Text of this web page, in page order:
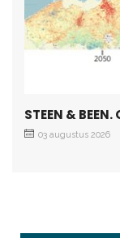
STEEN &
03 augustus 2026